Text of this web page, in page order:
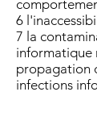
6
7 la
informatique
propagation
infections